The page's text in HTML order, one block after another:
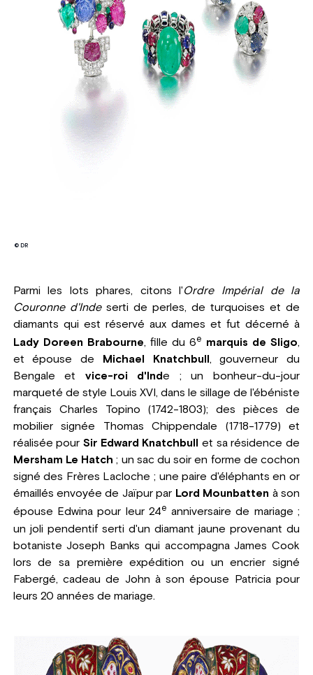
© DR
Parmi les lots phares, citons l'Ordre Impérial de la
Couronne d'Indeserti de perles, de turquoises et de
diamants qui est réservé aux dames et fut décerné à
Lady Doreen Brabourne, fille du 6e marquis de Sligo,
et épouse de
Michael Knatchbull , gouverneur du
Bengale et vice-roi d'Inde ; un bonheur-du-jour
marqueté de style Louis XVI, dans le sillage de l'ébéniste
français Charles Topino (1742-1803); des pièces de
mobilier signée Thomas Chippendale (1718-1779) et
réalisée pour Sir Edward Knatchbull
et sa résidence de
Mersham Le Hatch; un sac du soir en forme de cochon
signé des Frères Lacloche ; une paire d'éléphants en or
émaillés envoyée de Jaïpur par Lord Mounbatten à son
épouse Edwina pour leur 24e anniversaire de mariage ;
un joli pendentif serti d'un diamant jaune provenant du
botaniste Joseph Banks qui accompagna James Cook
lors de sa première expédition ou un encrier signé
Fabergé, cadeau de John à son épouse Patricia pour
leurs 20 années de mariage.